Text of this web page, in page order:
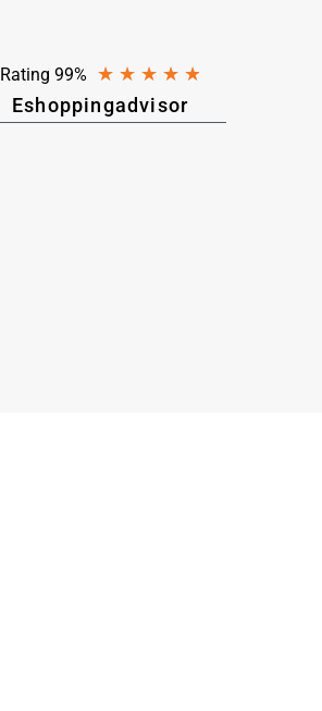
Rating 99% ★ ★ ★ ★ ★
Eshoppingadvisor